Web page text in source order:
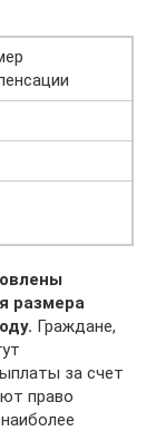
размера
Граждане,
за счет
право